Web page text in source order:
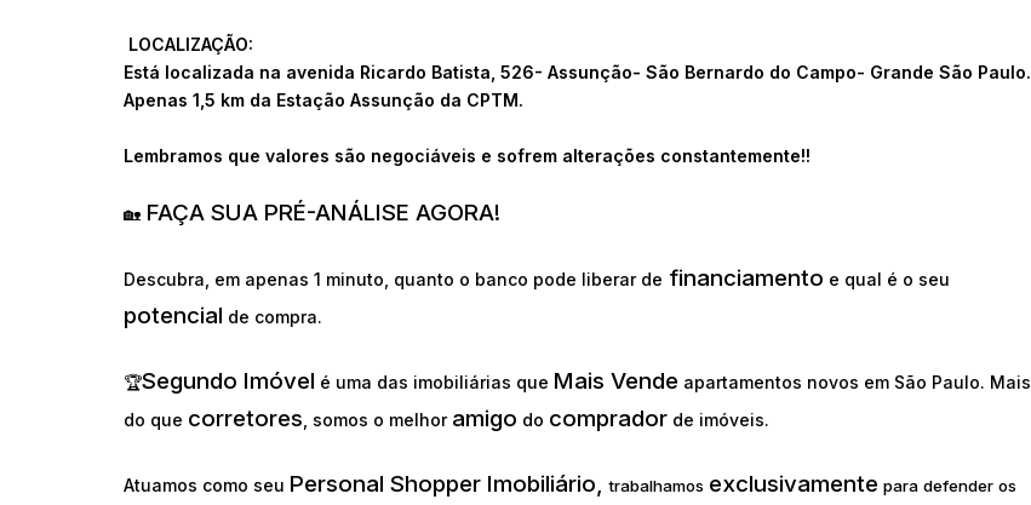
LOCALIZAÇÃO:
Está localizada na avenida Ricardo Batista, 526- Assunção- São Bernardo do Campo- Grande São Paulo.
Apenas 1,5 km da Estação Assunção da CPTM.
Lembramos que valores são negociáveis e sofrem alterações constantemente!!
🏡 FAÇA SUA PRÉ-ANÁLISE AGORA!
Descubra, em apenas 1 minuto, quanto o banco pode liberar de financiamento e qual é o seu
potencial de compra.
🏆Segundo Imóvel é uma das imobiliárias que Mais Vende apartamentos novos em São Paulo. Mais
do que corretores , somos o melhor amigo do comprador de imóveis.
Atuamos como seu Personal Shopper Imobiliário,trabalhamos exclusivamente para defender os